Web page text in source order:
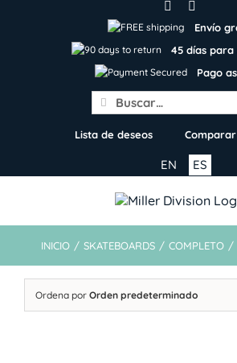
Envío
45 días
Pago
Search
for:
Lista de deseos Comparar
ES
EN
INICIO / SKATEBOARDS / COMPLETO /
Ordena por Orden predeterminado